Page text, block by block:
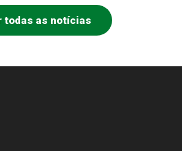
todas as notícias